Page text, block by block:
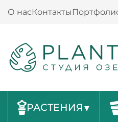
О насКонтакты
РАСТЕНИЯ